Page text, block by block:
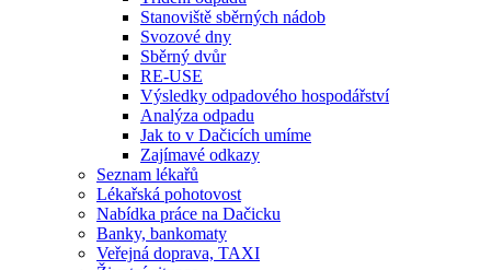
Stanoviště sběrných nádob
Svozové dny
Sběrný dvůr
RE-USE
Výsledky odpadového hospodářství
Analýza odpadu
Jak to v Dačicích umíme
Zajímavé odkazy
Seznam lékařů
Lékařská pohotovost
Nabídka práce na Dačicku
Banky, bankomaty
Veřejná doprava, TAXI